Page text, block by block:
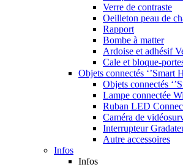
Verre de contraste
Oeilleton peau de
Rapport
Bombe à matter
Ardoise et adhésif
Cale et bloque-
Objets connectés ‘’Smart
Objets connectés
Lampe connectée
Ruban LED
Caméra de
Interrupteur
Autre accessoires
Infos
Infos